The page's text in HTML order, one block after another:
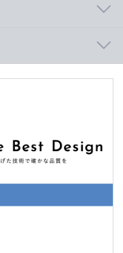
の研修や着任前後のフォ
、高級開発言語書から最
など、スキル習得への
、社内での技術検証や
す。
ニングトークとして月1
、SAML、
システム実装の技術検
り決定
ものではありません）